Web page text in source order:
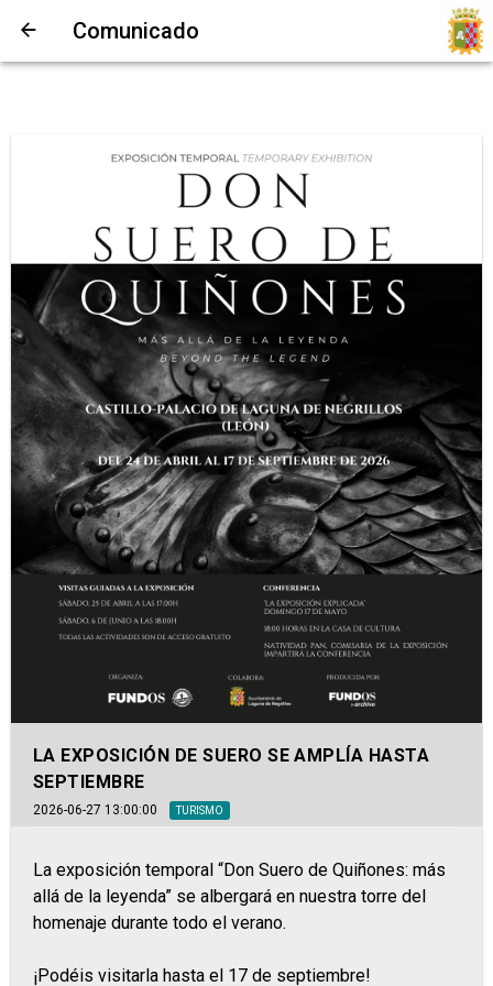
Comunicado
LA EXPOSICIÓN DE SUERO SE AMPLÍA HASTA
SEPTIEMBRE
2026-06-27 13:00:00 TURISMO
La exposición temporal “Don Suero de Quiñones: más
allá de la leyenda” se albergará en nuestra torre del
homenaje durante todo el verano.
¡Podéis visitarla hasta el 17 de septiembre!